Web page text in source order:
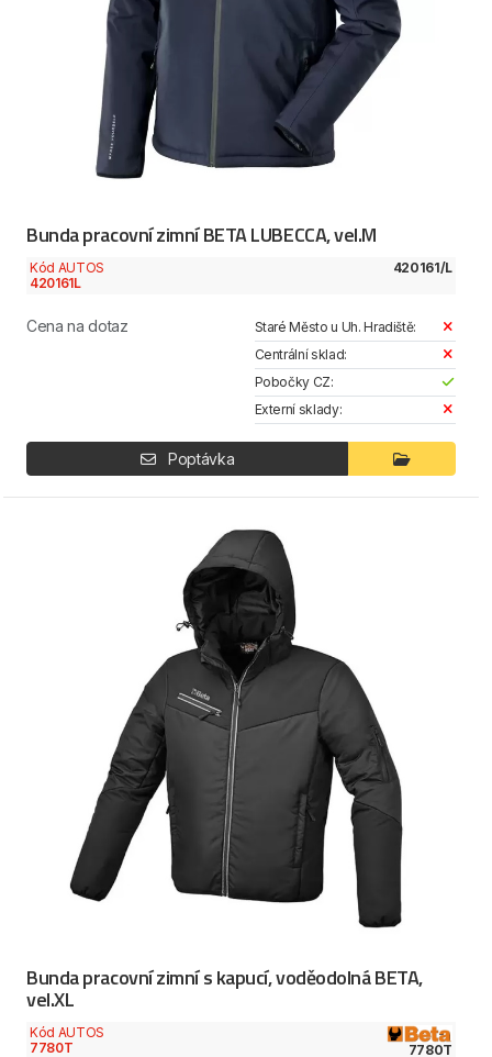
Bunda pracovní zimní BETA LUBECCA, vel.M
Kód AUTOS
420161L
420161/L
Cena na dotaz
Staré Město u Uh. Hradiště:
Centrální sklad:
Pobočky CZ:
Externí sklady:
Poptávka
Bunda pracovní zimní s kapucí, voděodolná BETA,
vel.XL
Kód AUTOS
7780T
7780T